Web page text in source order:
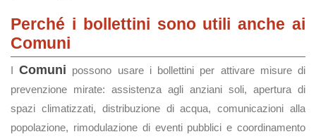
Perché i bollettini sono utili anche ai
Comuni
IComuni possono usare i bollettini per attivare misure di
prevenzione mirate: assistenza agli anziani soli, apertura di
spazi climatizzati, distribuzione di acqua, comunicazioni alla
popolazione, rimodulazione di eventi pubblici e coordinamento